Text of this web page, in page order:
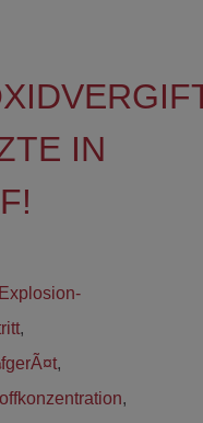
IN
Explosion-
,
,
,